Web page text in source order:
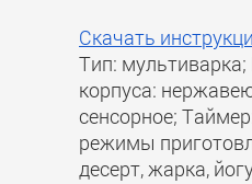
Скачать
Тип:
корпуса:
сенсорное;
режимы
десерт, жарка,